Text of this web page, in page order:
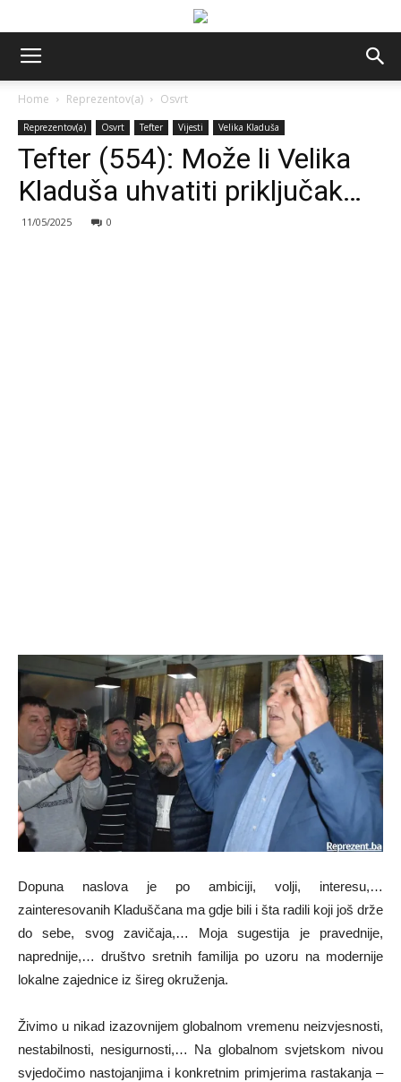
Home Reprezentov(a) Osvrt
Reprezentov(a) Osvrt Tefter Vijesti Velika Kladuša
Tefter (554): Može li Velika
Kladuša uhvatiti priključak…
11/05/2025 0
Dopuna naslova je po ambiciji, volji, interesu,…
zainteresovanih Kladuščana ma gdje bili i šta radili koji još drže
do sebe, svog zavičaja,… Moja sugestija je pravednije,
naprednije,… društvo sretnih familija po uzoru na modernije
lokalne zajednice iz šireg okruženja.
Živimo u nikad izazovnijem globalnom vremenu neizvjesnosti,
nestabilnosti, nesigurnosti,… Na globalnom svjetskom nivou
svjedočimo nastojanjima i konkretnim primjerima rastakanja –